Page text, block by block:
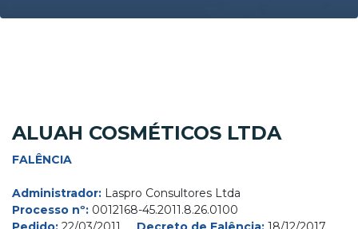
ALUAH COSMÉTICOS LTDA
FALÊNCIA
Administrador: Laspro Consultores Ltda
Processo nº: 0012168-45.2011.8.26.0100